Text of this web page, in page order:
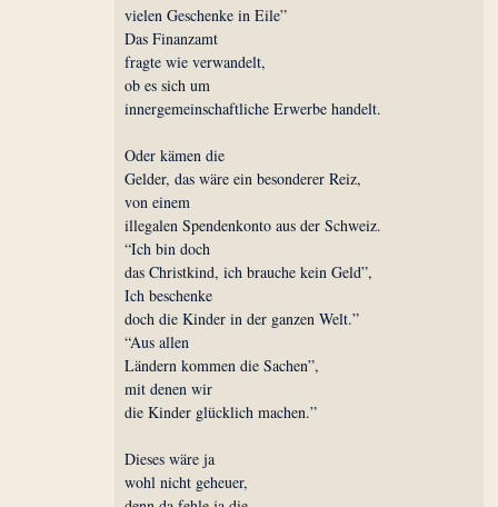
vielen Geschenke in Eile”
Das Finanzamt
fragte wie verwandelt,
ob es sich um
innergemeinschaftliche Erwerbe handelt.
Oder kämen die
Gelder, das wäre ein besonderer Reiz,
von einem
illegalen Spendenkonto aus der Schweiz.
“Ich bin doch
das Christkind, ich brauche kein Geld”,
Ich beschenke
doch die Kinder in der ganzen Welt.”
“Aus allen
Ländern kommen die Sachen”,
mit denen wir
die Kinder glücklich machen.”
Dieses wäre ja
wohl nicht geheuer,